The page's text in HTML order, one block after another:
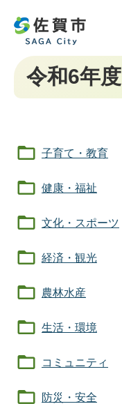
令和6年度
子育て・教育
健康・福祉
文化・スポーツ
経済・観光
農林水産
生活・環境
コミュニティ
防災・安全